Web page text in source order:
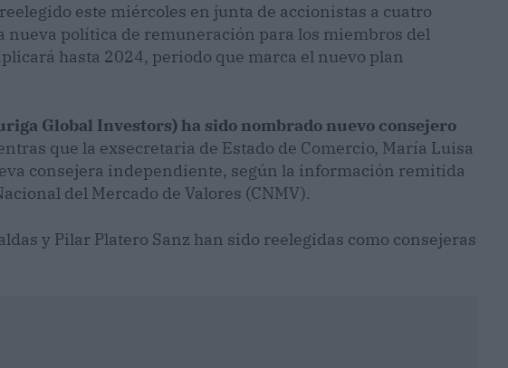
este miércoles en junta de accionistas a cuatro
nueva política de remuneración para los miembros del
hasta 2024, periodo que marca el nuevo plan
Global Investors) ha sido nombrado nuevo consejero
que la exsecretaria de Estado de Comercio, María Luisa
consejera independiente, según la información remitida
del Mercado de Valores (CNMV).
y Pilar Platero Sanz han sido reelegidas como consejeras